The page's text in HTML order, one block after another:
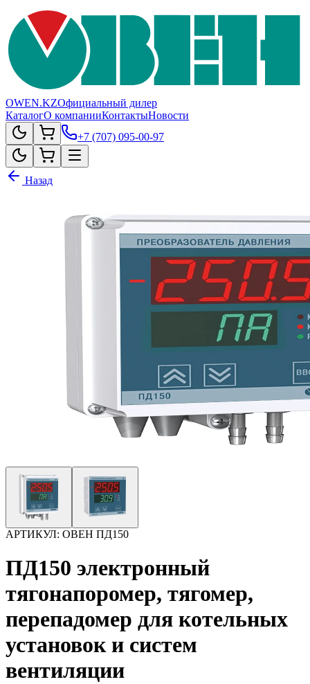
OWEN.KZОфициальный дилер
КаталогО компанииКонтактыНовости
+7 (707) 095-00-97
Назад
АРТИКУЛ: ОВЕН ПД150
ПД150 электронный
тягонапоромер, тягомер,
перепадомер для котельных
установок и систем
вентиляции